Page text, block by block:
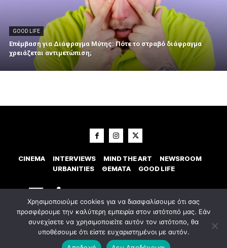
GOOD LIFE
Επέμβαση για Διάφραγμα Μύτης: Πότε το στραβό διάφραγμα
χρειάζεται αντιμετώπιση;
CINEMA INTERVIEWS MIND THE ART
NEWSROOM
URBANITIES
ΘΕΜΑΤΑ GOOD LIFE
© 2023 Εxostispress - All right reserved. Κατασκευή Ιστοσελίδας
digital agency
Χρησιμοποιούμε cookies για να διασφαλίσουμε ότι σας
προσφέρουμε την καλύτερη εμπειρία στον ιστότοπό μας. Εάν
συνεχίσετε να χρησιμοποιείτε αυτόν τον ιστότοπο, θα
υποθέσουμε ότι είστε ευχαριστημένοι με αυτόν.